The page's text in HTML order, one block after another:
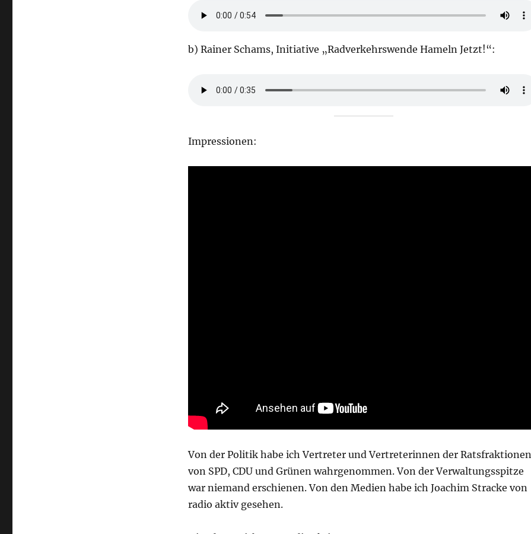
b) Rainer Schams, Initiative „Radverkehrswende Hameln Jetzt!“:
Impressionen:
Von der Politik habe ich Vertreter und Vertreterinnen der Ratsfraktionen
von SPD, CDU und Grünen wahrgenommen. Von der Verwaltungsspitze
war niemand erschienen. Von den Medien habe ich Joachim Stracke von
radio aktiv gesehen.